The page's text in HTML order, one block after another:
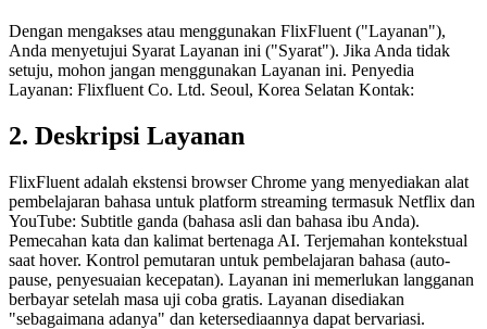
Dengan mengakses atau menggunakan FlixFluent ("Layanan"),
Anda menyetujui Syarat Layanan ini ("Syarat"). Jika Anda tidak
setuju, mohon jangan menggunakan Layanan ini. Penyedia
Layanan: Flixfluent Co. Ltd. Seoul, Korea Selatan Kontak:
2. Deskripsi Layanan
FlixFluent adalah ekstensi browser Chrome yang menyediakan alat
pembelajaran bahasa untuk platform streaming termasuk Netflix dan
YouTube: Subtitle ganda (bahasa asli dan bahasa ibu Anda).
Pemecahan kata dan kalimat bertenaga AI. Terjemahan kontekstual
saat hover. Kontrol pemutaran untuk pembelajaran bahasa (auto-
pause, penyesuaian kecepatan). Layanan ini memerlukan langganan
berbayar setelah masa uji coba gratis. Layanan disediakan
"sebagaimana adanya" dan ketersediaannya dapat bervariasi.